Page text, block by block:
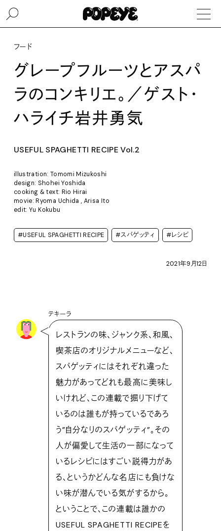
フード
グレープフルーツとアスパ
ラのコンキリエ。／ゲスト・
ハライチ岩井勇気
USEFUL SPAGHETTI RECIPE Vol.2
illustration: Tomomi Mizukoshi
design: Shohei Yoshida
cooking & text: Rio Hirai
movie: Ryoma Uchida , Arisa Ito
edit: Yu Kokubu
#USEFUL SPAGHETTI RECIPE #スパゲッティ #レシピ
2021年9月12日
テキーラ
レストランの味、ジャンク系、和風、
喫茶店のオリジナルメニューなど、
スパゲッティにはそれぞれ違った
魅力があってどれも最高に美味し
いけれど、この連載で掘り下げて
いるのは誰もが持っているであろ
う”自分なりのスパゲッティ”。その
人が偏愛して生活の一部になって
いるレシピにはすごい説得力があ
る、というかどんな名店にも負けな
い味が潜んでいる気がするから。
ということで、この連載は誰かの
USEFUL SPAGHETTI RECIPEを